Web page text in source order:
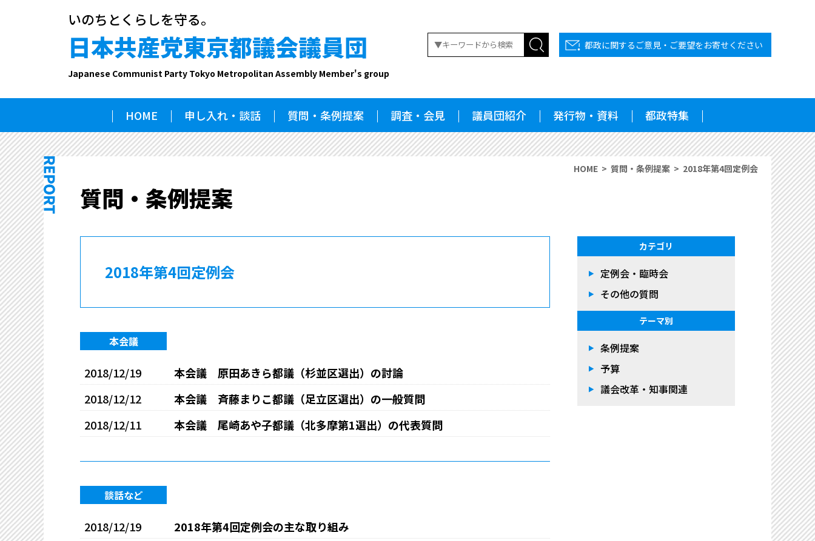
いのちとくらしを守る。
日本共産党東京都議会議員団
Japanese Communist Party Tokyo Metropolitan Assembly Member's group
都政に関するご意見・ご要望をお寄せください
HOME 申し入れ・談話 質問・条例提案 調査・会見 議員団紹介 発行物・資料 都政特集
HOME 質問・条例提案 2018年第4回定例会
質問・条例提案
2018年第4回定例会
本会議
2018/12/19
本会議 原田あきら都議（杉並区選出）の討論
2018/12/12
本会議 斉藤まりこ都議（足立区選出）の一般質問
2018/12/11
本会議 尾崎あや子都議（北多摩第1選出）の代表質問
談話など
2018/12/19
2018年第4回定例会の主な取り組み
カテゴリ
定例会・臨時会
その他の質問
テーマ別
条例提案
予算
議会改革・知事関連